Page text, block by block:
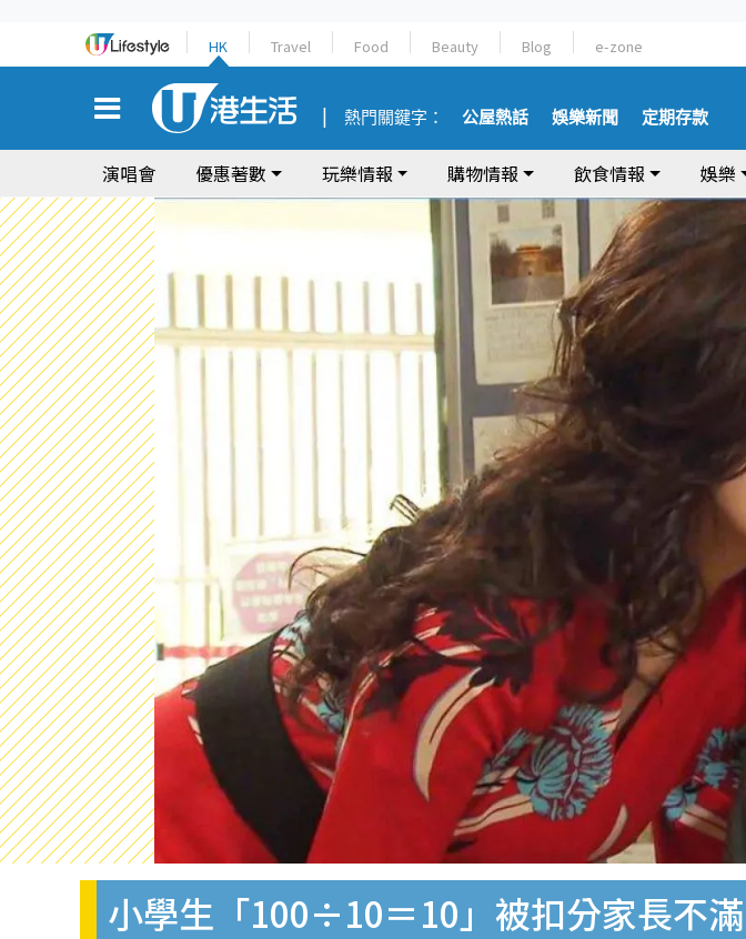
HK Travel Food Beauty Blog e-zone
熱門關鍵字： 公屋熱話 娛樂新聞 定期存款
演唱會 優惠著數 玩樂情報 購物情報 飲食情報 娛樂
小學生「100÷10＝10」被扣分家長不